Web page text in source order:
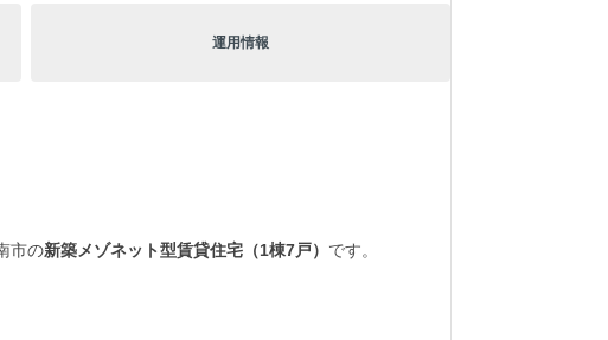
運用情報
市の新築メゾネット型賃貸住宅（1棟7戸） です。